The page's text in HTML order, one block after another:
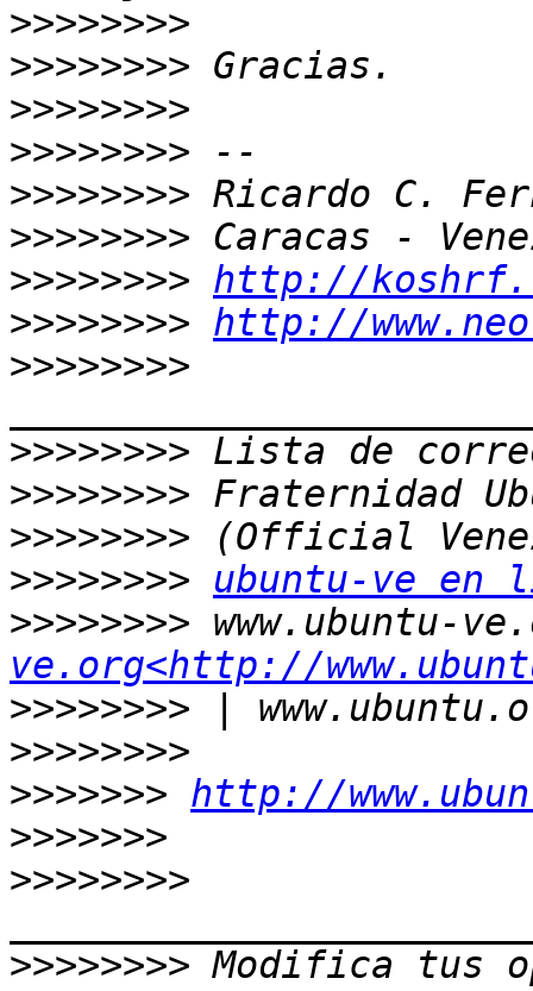
>>>>>>>>
>>>>>>>>
>>>>>>>>
>>>>>>>>
>>>>>>>>
>>>>>>>>
>>>>>>>> http://
>>>>>>>> http://
>>>>>>>>
>>>>>>>>
>>>>>>>>
>>>>>>>>
>>>>>>>>
ubuntu-ve en
>>>>>>>> www.ubuntu-
ve.org<http://
>>>>>>>>
>>>>>>>>
>>>>>>> http://
>>>>>>>
>>>>>>>>
>>>>>>>> Modifica tus